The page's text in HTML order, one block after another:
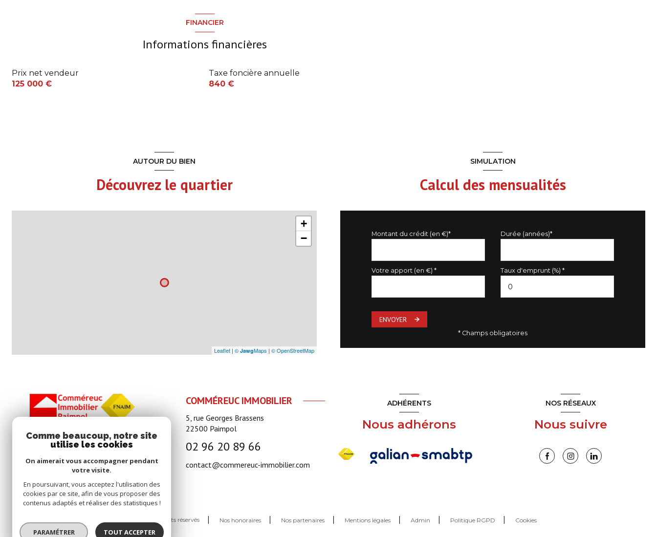
Chambre
FINANCIER
Informations financières
Prix net vendeur
125 000 €
Taxe foncière annuelle
840 €
AUTOUR DU BIEN
Découvrez le quartier
+
−
Leaflet | © JawgMaps | © OpenStreetMap
SIMULATION
Calcul des mensualités
Montant du crédit (en €)* Durée (années)*
Votre apport (en €) * Taux d'emprunt (%) *
ENVOYER
* Champs obligatoires
COMMÉREUC IMMOBILIER
5, rue Georges Brassens
22500 Paimpol
02 96 20 89 66
contact@commereuc-immobilier.com
ADHÉRENTS
Nous adhérons
NOS RÉSEAUX
Nous suivre
© 2026 | Tous droits réservés Nos honoraires Nos partenaires Mentions légales Admin Politique RGPD Cookies
Comme beaucoup, notre site
utilise les cookies
On aimerait vous accompagner pendant
votre visite.
En poursuivant, vous acceptez l'utilisation des
cookies par ce site, afin de vous proposer des
contenus adaptés et réaliser des statistiques !
PARAMÉTRER TOUT ACCEPTER